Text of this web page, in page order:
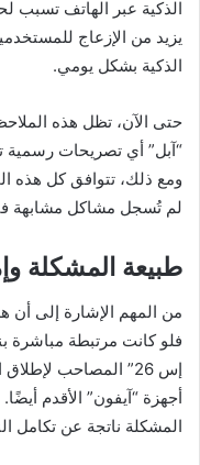
الذكية عبر الهاتف تسبب
يزيد من الإزعاج
الذكية بشكل يومي.
حتى الآن، تظل هذه
“آبل” أي تصريحات رسمية
لم تُسجل مشاكل مشابهة
طبيعة المشكلة
من المهم الإشارة إلى أن
إس 26” المصاحب
أجهزة “آيفون” الأقدم
المشكلة ناتجة عن تكامل